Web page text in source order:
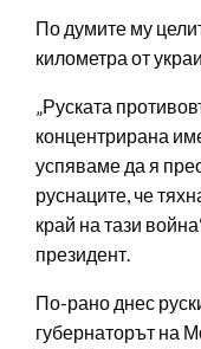
По думите му
километра от
„Руската
концентрирана
успяваме да я
руснаците, че
край на тази
президент.
По-рано днес
губернаторът на